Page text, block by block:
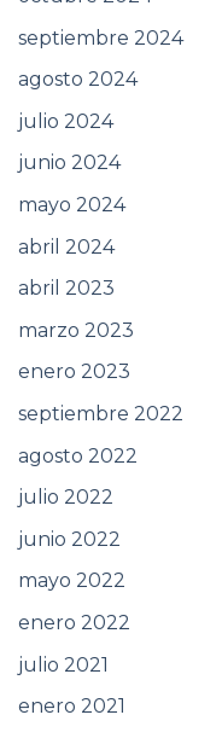
septiembre 2024
agosto 2024
julio 2024
junio 2024
mayo 2024
abril 2024
abril 2023
marzo 2023
enero 2023
septiembre 2022
agosto 2022
julio 2022
junio 2022
mayo 2022
enero 2022
julio 2021
enero 2021